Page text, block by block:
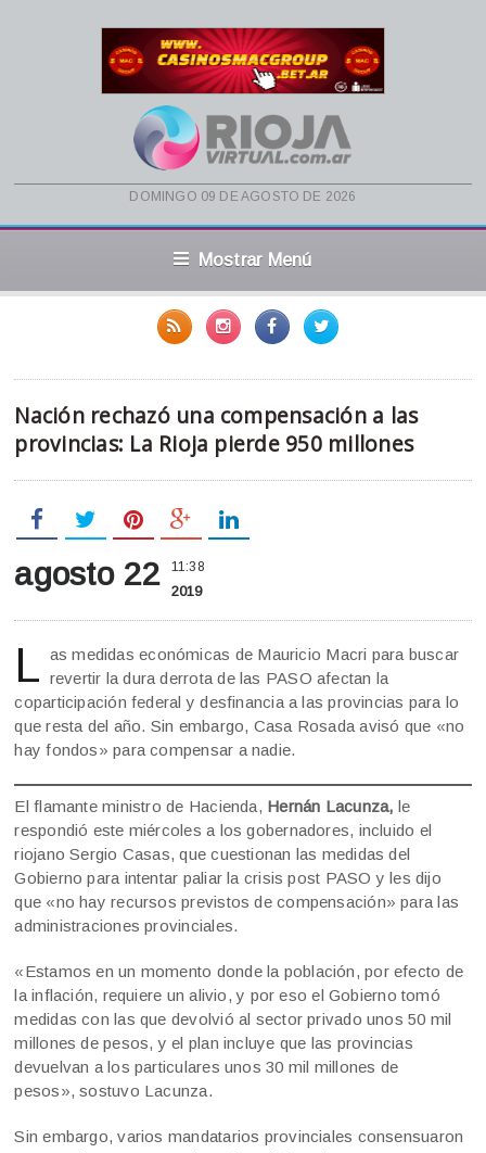
domingo 09 de agosto de 2026
Mostrar Menú
Nación rechazó una compensación a las
provincias: La Rioja pierde 950 millones
agosto 22 11:38
2019
L as medidas económicas de Mauricio Macri para buscar
revertir la dura derrota de las PASO afectan la
coparticipación federal y desfinancia a las provincias para lo
que resta del año. Sin embargo, Casa Rosada avisó que «no
hay fondos» para compensar a nadie.
El flamante ministro de Hacienda, Hernán Lacunza, le
respondió este miércoles a los gobernadores, incluido el
riojano Sergio Casas, que cuestionan las medidas del
Gobierno para intentar paliar la crisis post PASO y les dijo
que «no hay recursos previstos de compensación» para las
administraciones provinciales.
«Estamos en un momento donde la población, por efecto de
la inflación, requiere un alivio, y por eso el Gobierno tomó
medidas con las que devolvió al sector privado unos 50 mil
millones de pesos, y el plan incluye que las provincias
devuelvan a los particulares unos 30 mil millones de
pesos», sostuvo Lacunza.
Sin embargo, varios mandatarios provinciales consensuaron